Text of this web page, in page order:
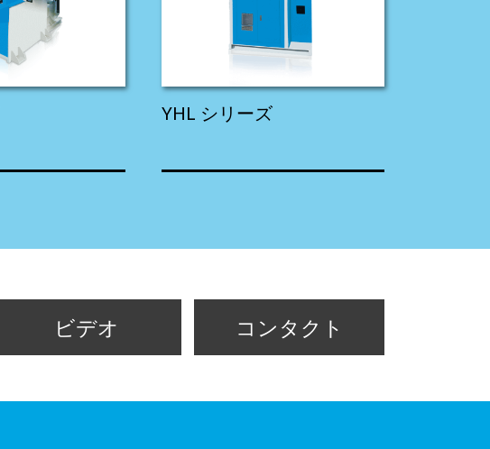
YHL シリーズ
ビデオ コンタクト